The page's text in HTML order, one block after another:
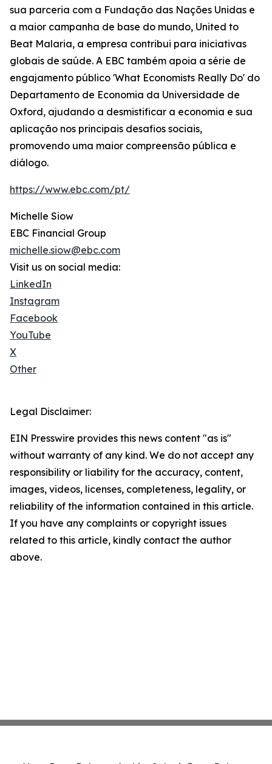
sua parceria com a Fundação das Nações Unidas e
a maior campanha de base do mundo, United to
Beat Malaria, a empresa contribui para iniciativas
globais de saúde. A EBC também apoia a série de
engajamento público 'What Economists Really Do' do
Departamento de Economia da Universidade de
Oxford, ajudando a desmistificar a economia e sua
aplicação nos principais desafios sociais,
promovendo uma maior compreensão pública e
diálogo.
https://www.ebc.com/pt/
Michelle Siow
EBC Financial Group
michelle.siow@ebc.com
Visit us on social media:
LinkedIn
Instagram
Facebook
YouTube
X
Other
Legal Disclaimer:
EIN Presswire provides this news content "as is"
without warranty of any kind. We do not accept any
responsibility or liability for the accuracy, content,
images, videos, licenses, completeness, legality, or
reliability of the information contained in this article.
If you have any complaints or copyright issues
related to this article, kindly contact the author
above.